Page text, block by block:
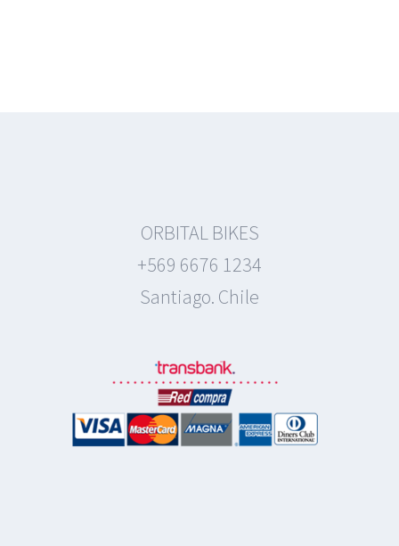
ORBITAL BIKES
+569 6676 1234
Santiago. Chile